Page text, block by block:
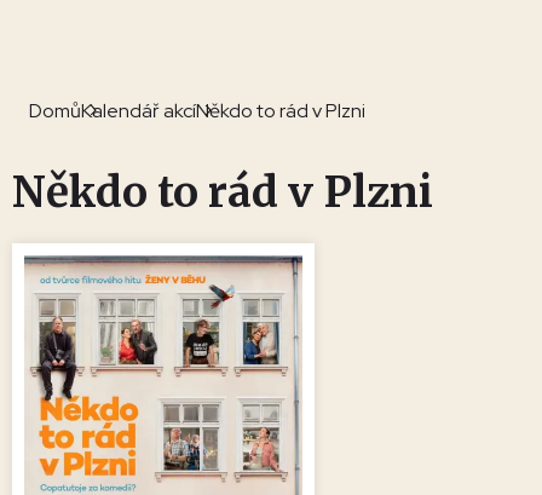
DomůKalendář akcíNěkdo to rád v Plzni
Někdo to rád v Plzni